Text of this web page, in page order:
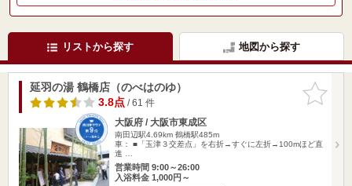
リストから探す 地図から探す
お気に入
りに追加
延羽の湯 鶴橋店（のべはのゆ）
3.8点/ 61 件
大阪府 / 大阪市東成区
南田辺駅4.69km 鶴橋駅485m
車： ■「玉津３交差点」を右折→すぐに左折→100mほど直
進 …
営業時間 9:00～26:00
入浴料金 1,000円～